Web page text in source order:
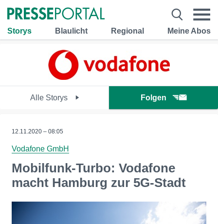
Storys Blaulicht Regional Meine Abos
Alle Storys Folgen
12.11.2020 – 08:05
Vodafone GmbH
Mobilfunk-Turbo: Vodafone
macht Hamburg zur 5G-Stadt